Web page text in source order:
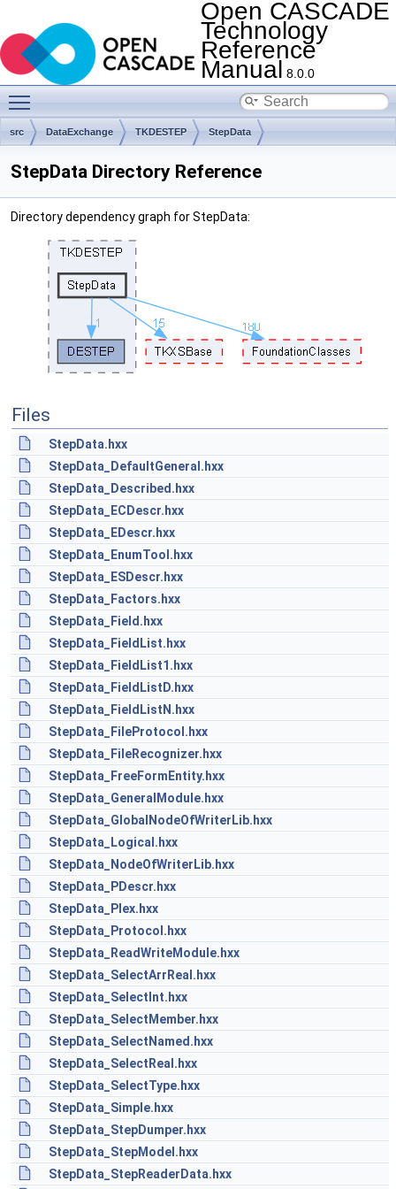
Open CASCADE
Technology
Reference
Manual 8.0.0
src DataExchange TKDESTEP StepData
StepData Directory Reference
Directory dependency graph for StepData:
Files
StepData.hxx
StepData_DefaultGeneral.hxx
StepData_Described.hxx
StepData_ECDescr.hxx
StepData_EDescr.hxx
StepData_EnumTool.hxx
StepData_ESDescr.hxx
StepData_Factors.hxx
StepData_Field.hxx
StepData_FieldList.hxx
StepData_FieldList1.hxx
StepData_FieldListD.hxx
StepData_FieldListN.hxx
StepData_FileProtocol.hxx
StepData_FileRecognizer.hxx
StepData_FreeFormEntity.hxx
StepData_GeneralModule.hxx
StepData_GlobalNodeOfWriterLib.hxx
StepData_Logical.hxx
StepData_NodeOfWriterLib.hxx
StepData_PDescr.hxx
StepData_Plex.hxx
StepData_Protocol.hxx
StepData_ReadWriteModule.hxx
StepData_SelectArrReal.hxx
StepData_SelectInt.hxx
StepData_SelectMember.hxx
StepData_SelectNamed.hxx
StepData_SelectReal.hxx
StepData_SelectType.hxx
StepData_Simple.hxx
StepData_StepDumper.hxx
StepData_StepModel.hxx
StepData_StepReaderData.hxx